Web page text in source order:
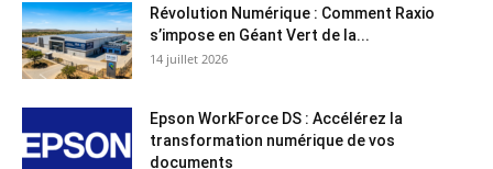
Révolution Numérique : Comment Raxio
s’impose en Géant Vert de la...
14 juillet 2026
Epson WorkForce DS : Accélérez la
transformation numérique de vos
documents